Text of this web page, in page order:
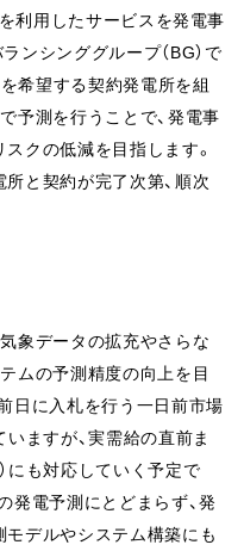
利用したサービスを発電事
ンシンググループ（BG）で
希望する契約発電所を組
予測を行うことで、発電事
クの低減を目指します。
と契約が完了次第、順次
象データの拡充やさらな
ムの予測精度の向上を目
日に入札を行う一日前市場
いますが、実需給の直前ま
にも対応していく予定で
発電予測にとどまらず、発
デルやシステム構築にも